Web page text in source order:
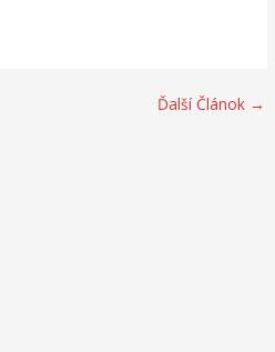
Ďalší Článok →